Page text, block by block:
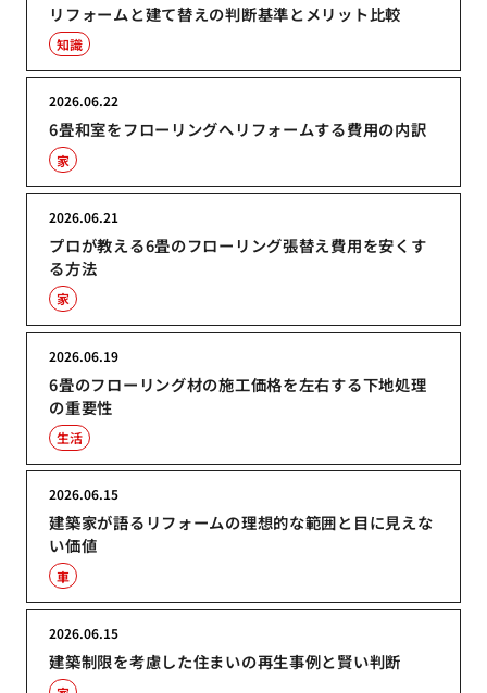
リフォームと建て替えの判断基準とメリット比較
知識
6畳和室をフローリングへリフォームする費用の内訳
2026.06.22
家
プロが教える6畳のフローリング張替え費用を安くす
る方法
2026.06.21
家
6畳のフローリング材の施工価格を左右する下地処理
の重要性
2026.06.19
生活
建築家が語るリフォームの理想的な範囲と目に見えな
い価値
2026.06.15
車
建築制限を考慮した住まいの再生事例と賢い判断
2026.06.15